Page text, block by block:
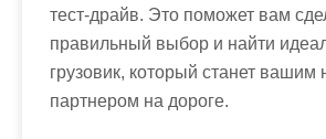
тест-драйв. Это поможет вам
правильный выбор и найти
грузовик, который станет
партнером на дороге.